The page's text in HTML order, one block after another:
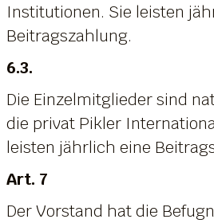
Institutionen. Sie leisten
Beitragszahlung.
6.3.
Die Einzelmitglieder sind
die privat Pikler
leisten jährlich eine
Art. 7
Der Vorstand hat die